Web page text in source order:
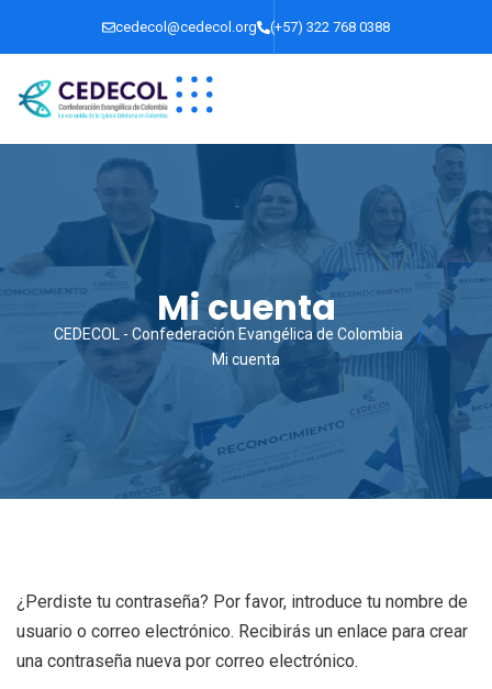
cedecol@cedecol.org (+57) 322 768 0388
Mi cuenta
CEDECOL - Confederación Evangélica de Colombia
Mi cuenta
¿Perdiste tu contraseña? Por favor, introduce tu nombre de
usuario o correo electrónico. Recibirás un enlace para crear
una contraseña nueva por correo electrónico.